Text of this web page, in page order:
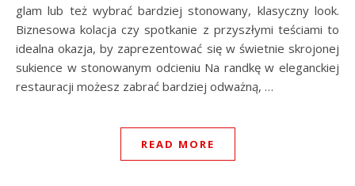
glam lub też wybrać bardziej stonowany, klasyczny look.
Biznesowa kolacja czy spotkanie z przyszłymi teściami to
idealna okazja, by zaprezentować się w świetnie skrojonej
sukience w stonowanym odcieniu Na randkę w eleganckiej
restauracji możesz zabrać bardziej odważną, …
READ MORE